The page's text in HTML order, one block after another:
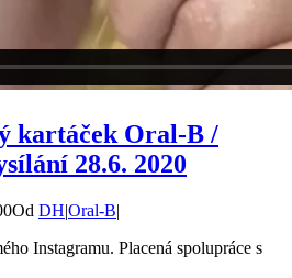
kartáček Oral-B /
28.6. 2020
Od DH|Oral-B|
Instagramu. Placená spolupráce s